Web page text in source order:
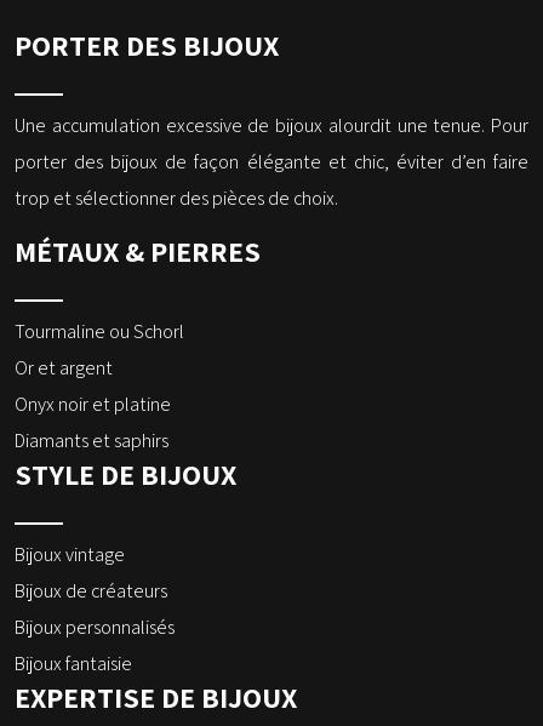
PORTER DES BIJOUX
Une accumulation excessive de bijoux alourdit une tenue. Pour
porter des bijoux de façon élégante et chic, éviter d’en faire
trop et sélectionner des pièces de choix.
MÉTAUX & PIERRES
Tourmaline ou Schorl
Or et argent
Onyx noir et platine
Diamants et saphirs
STYLE DE BIJOUX
Bijoux vintage
Bijoux de créateurs
Bijoux personnalisés
Bijoux fantaisie
EXPERTISE DE BIJOUX